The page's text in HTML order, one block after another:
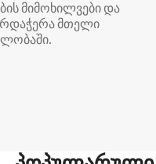
მიმოხილვები და
მთელი